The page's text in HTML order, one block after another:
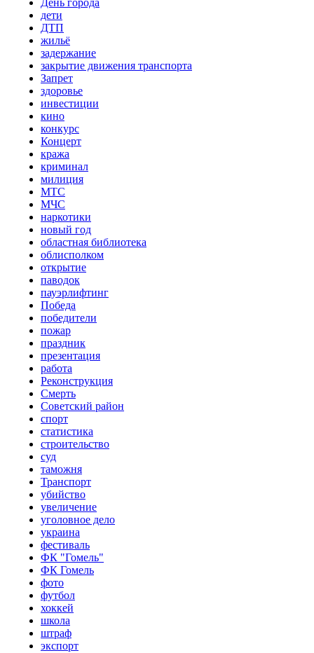
День города
дети
ДТП
жильё
задержание
закрытие движения транспорта
Запрет
здоровье
инвестиции
кино
конкурс
Концерт
кража
криминал
милиция
МТС
МЧС
наркотики
новый год
областная библиотека
облисполком
открытие
паводок
пауэрлифтинг
Победа
победители
пожар
праздник
презентация
работа
Реконструкция
Смерть
Советский район
спорт
статистика
строительство
суд
таможня
Транспорт
убийство
увеличение
уголовное дело
украина
фестиваль
ФК "Гомель"
ФК Гомель
фото
футбол
хоккей
школа
штраф
экспорт